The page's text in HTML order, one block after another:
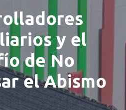
y el
de No
el Abismo